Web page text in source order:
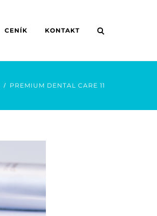
CENÍK KONTAKT
PREMIUM DENTAL CARE 11